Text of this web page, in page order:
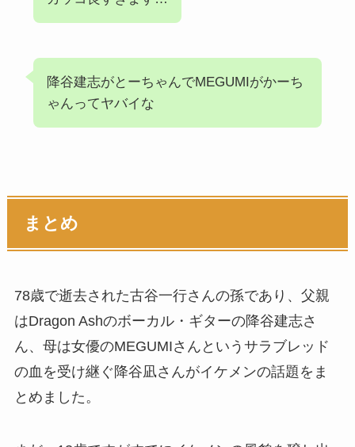
降谷建志がとーちゃんでMEGUMIがかーち
ゃんってヤバイな
まとめ
78歳で逝去された古谷一行さんの孫であり、父親
はDragon Ashのボーカル・ギターの降谷建志さ
ん、母は女優のMEGUMIさんというサラブレッド
の血を受け継ぐ降谷凪さんがイケメンの話題をま
とめました。